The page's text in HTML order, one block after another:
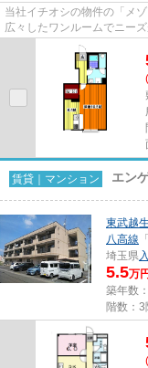
当社イチオシの物件の「メ
広々したワンルームでニー
してくださいね◎是非あなた
賃貸｜マンション エン
東武越
八高線 「
埼玉県
5.5万円
築年数
階数：3